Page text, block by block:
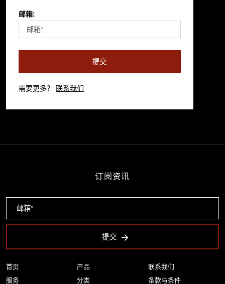
邮箱:
提交
需要更多？ 联系我们
首页
服务
产品
分类
联系我们
条款与条件
订阅资讯
提交